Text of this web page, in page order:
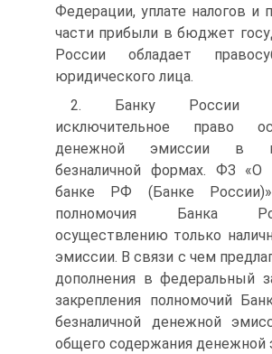
Федерации, уплате налогов и
части прибыли в бюджет
России обладает
юридического лица.
2. Банку России
исключительное право
денежной эмиссии в
безналичной формах. ФЗ «О
банке РФ (Банке России)»
полномочия Банка
осуществлению только
эмиссии. В связи с чем
дополнения в федеральный
закрепления полномочий
безналичной денежной
общего содержания денежной